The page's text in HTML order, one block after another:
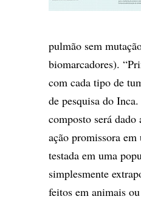
pulmão sem
biomarcadores).
com cada tipo de
de pesquisa do
composto será
ação promissora
testada em uma
simplesmente
feitos em animais